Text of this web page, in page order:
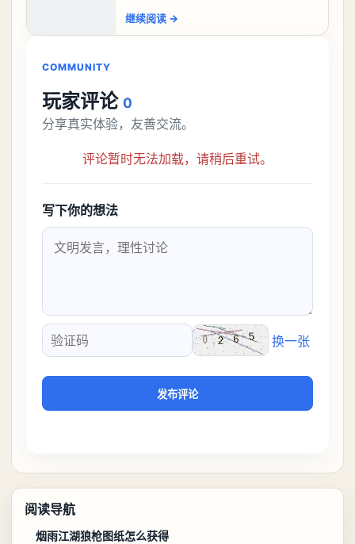
比较高的，对于那些新手玩家并不建议直
继续阅读 →
COMMUNITY
玩家评论 0
分享真实体验，友善交流。
评论暂时无法加载，请稍后重试。
写下你的想法
验证码
换一张
发布评论
阅读导航
烟雨江湖狼枪图纸怎么获得